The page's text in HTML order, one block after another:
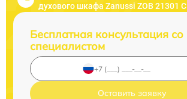
духового шкафа Zanussi ZOB 21301
Бесплатная консультация со
специалистом
Оставить заявку